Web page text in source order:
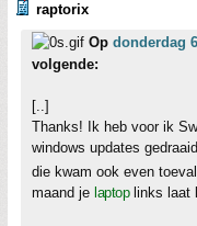
raptorix
Op donderdag
volgende:
[..]
Thanks! Ik heb voor ik
windows updates
die kwam ook even
maand je laptoplinks laat